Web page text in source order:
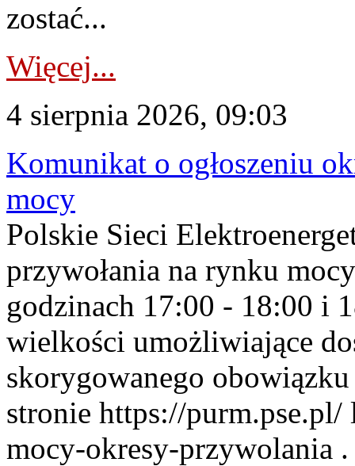
zostać...
Więcej...
4 sierpnia 2026, 09:03
Komunikat o ogłoszeniu
mocy
Polskie Sieci
przywołania na rynku
godzinach 17:00 - 18:00 i
wielkości umożliwiające
skorygowanego
stronie https://
mocy-okresy-przywolania